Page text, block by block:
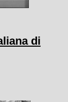
di